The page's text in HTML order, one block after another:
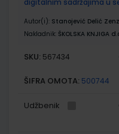
digitalnim sadržajima u
Autor(i): Stanojević Delić
Nakladnik: ŠKOLSKA KNJIGA
SKU: 567434
ŠIFRA OMOTA: 500744
Udžbenik